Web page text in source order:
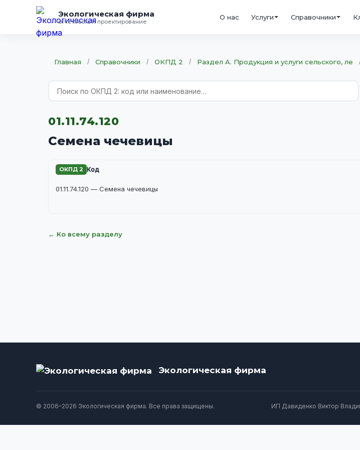
Экологическая фирма
отчётность и проектирование
О нас Услуги Справочники
Главная / Справочники / ОКПД 2 / Раздел A. Продукция и услуги сельского, ле
01.11.74.120
Семена чечевицы
ОКПД 2 Код
01.11.74.120 — Семена чечевицы
← Ко всему разделу
Экологическая фирма
© 2006–2026 Экологическая фирма. Все права защищены. ИП Давиденко Виктор